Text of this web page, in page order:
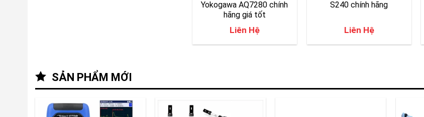
Yokogawa AQ7280 chính
hãng giá tốt
Liên Hệ
S240 chính hãng
Liên Hệ
SẢN PHẨM MỚI